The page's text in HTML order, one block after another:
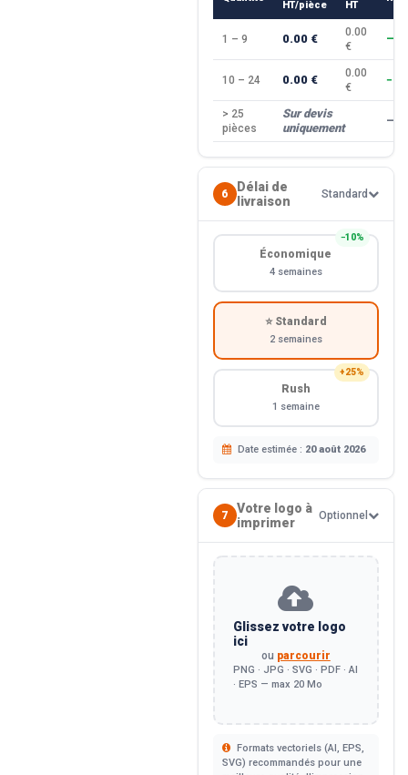
HT/pièce HT
1 – 9 0.00 €
0.00
€
—
10 – 24 0.00 €
0.00
€
> 25
pièces
Sur devis
uniquement
—
6
Délai de
livraison
Standard
−10%
Économique
4 semaines
⭐ Standard
2 semaines
+25%
Rush
1 semaine
Date estimée : 20 août 2026
7
Votre logo à
imprimer
Optionnel
Glissez votre logo
ici
ou parcourir
PNG · JPG · SVG · PDF · AI
· EPS — max 20 Mo
Formats vectoriels (AI, EPS,
SVG) recommandés pour une